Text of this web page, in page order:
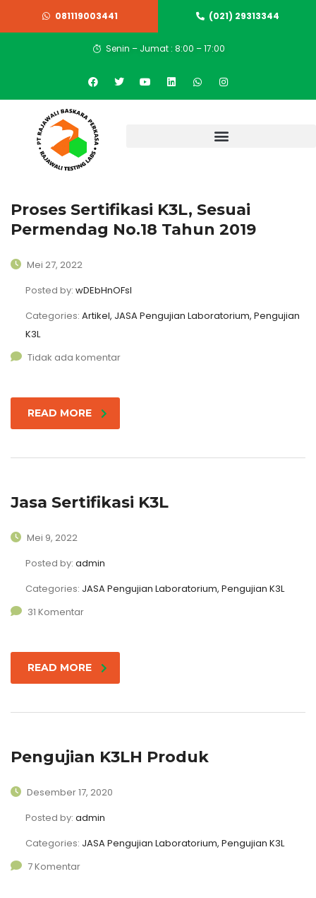
081119003441 (021) 29313344
Senin – Jumat : 8:00 – 17:00
Proses Sertifikasi K3L, Sesuai
Permendag No.18 Tahun 2019
Mei 27, 2022
Posted by: wDEbHnOFsI
Categories: Artikel, JASA Pengujian Laboratorium, Pengujian
K3L
Tidak ada komentar
READ MORE
Jasa Sertifikasi K3L
Mei 9, 2022
Posted by: admin
Categories: JASA Pengujian Laboratorium, Pengujian K3L
31 Komentar
READ MORE
Pengujian K3LH Produk
Desember 17, 2020
Posted by: admin
Categories: JASA Pengujian Laboratorium, Pengujian K3L
7 Komentar